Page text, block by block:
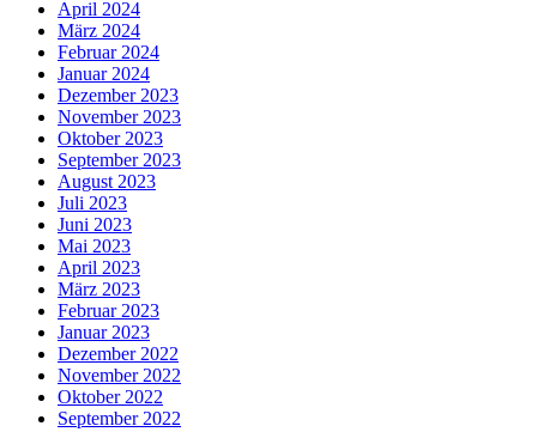
April 2024
März 2024
Februar 2024
Januar 2024
Dezember 2023
November 2023
Oktober 2023
September 2023
August 2023
Juli 2023
Juni 2023
Mai 2023
April 2023
März 2023
Februar 2023
Januar 2023
Dezember 2022
November 2022
Oktober 2022
September 2022